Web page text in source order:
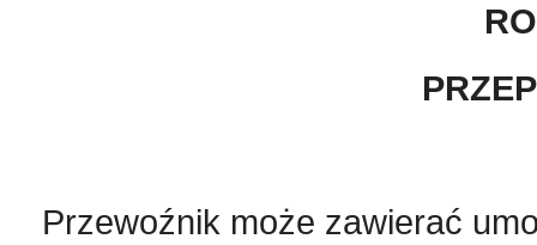
Przewoźnik może zawierać